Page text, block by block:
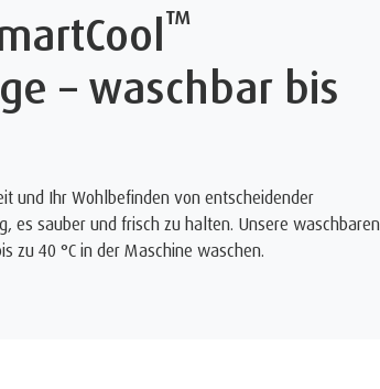
™
– waschbar bis
und Ihr Wohlbefinden von entscheidender
es sauber und frisch zu halten. Unsere waschbaren
zu 40 °C in der Maschine waschen.